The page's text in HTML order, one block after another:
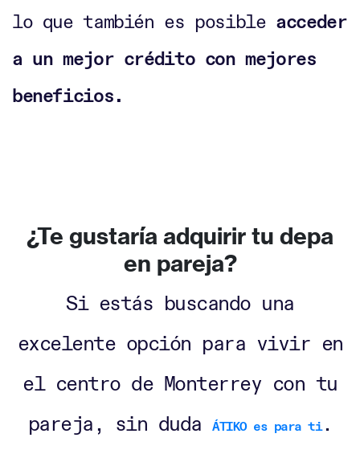
lo que también es posible acceder
a un mejor crédito con mejores
beneficios.
¿Te gustaría adquirir tu depa
en pareja?
Si estás buscando una
excelente opción para vivir en
el centro de Monterrey con tu
pareja, sin duda
ÁTIKO es para ti.